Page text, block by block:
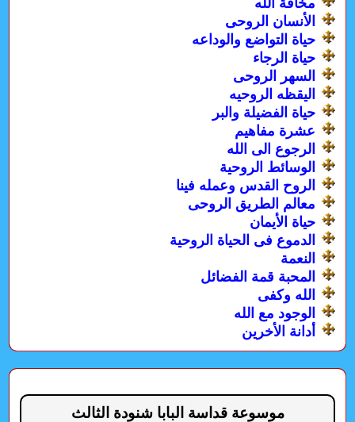
الأنسان الروحى
حياة التواضع والوداعه
حياة الرجاء
السهر الروحى
اليقظه الروحيه
حياة الفضيلة والبر
عشرة مفاهيم
الرجوع الى الله
الوسائط الروحية
الروح القدس وعمله فينا
معالم الطريق الروحى
حياة الأيمان
الدموع فى الحياة الروحية
النعمة
المحبة قمة الفضائل
الله وكفى
الوجود مع الله
أدانة الأخرين
موسوعة قداسة البابا شنودة الثالث